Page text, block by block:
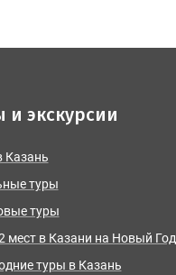
и экскурсии
Казань
туры
туры
мест в Казани на Новый Год
туры в Казань